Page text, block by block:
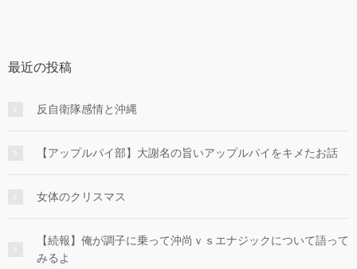
最近の投稿
反自衛隊感情と沖縄
【アップルパイ部】大謝名の旨いアップルパイをキメたお話
女体のクリスマス
【続報】俺が調子に乗って沖尚ｖｓエナジックについて語って
みるよ